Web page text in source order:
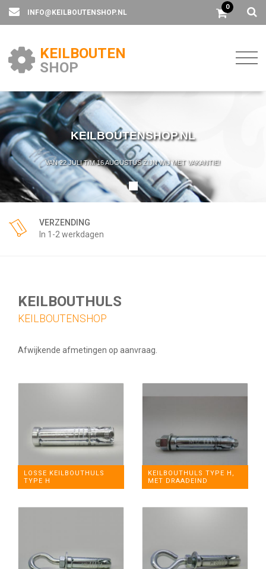
INFO@KEILBOUTENSHOP.NL
0
KEILBOUTEN
SHOP
KEILBOUTENSHOP.NL
VAN 22 JULI T/M 16 AUGUSTUS ZIJN WIJ MET VAKANTIE!
VERZENDING
In 1-2 werkdagen
KEILBOUTHULS
KEILBOUTENSHOP
Afwijkende afmetingen op aanvraag.
LOSSE KEILBOUTHULS
TYPE H
KEILBOUTHULS TYPE H,
MET DRAADEIND